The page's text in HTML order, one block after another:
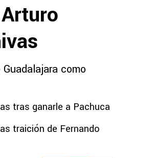
como
tras ganarle a Pachuca
traición de Fernando